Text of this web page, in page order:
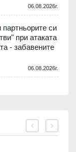
06.08.2026г.
си
при атаката
- забавените
06.08.2026г.